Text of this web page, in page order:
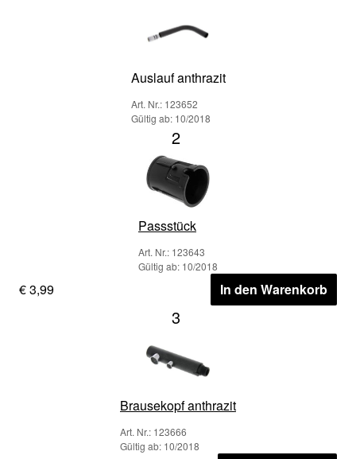
Auslauf anthrazit
Art. Nr.: 123652
Gültig ab: 10/2018
2
Passstück
Art. Nr.: 123643
Gültig ab: 10/2018
€ 3,99 In den Warenkorb
3
Brausekopf anthrazit
Art. Nr.: 123666
Gültig ab: 10/2018